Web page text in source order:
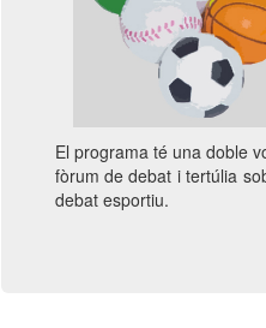
El programa té una doble
fòrum de debat i tertúlia
debat esportiu.